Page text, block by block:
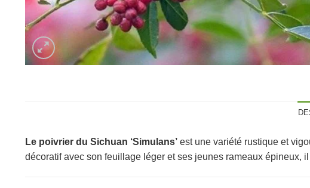
Le poivrier du Sichuan ‘Simulans’ est une variété rustique et
décoratif avec son feuillage léger et ses jeunes rameaux épineux,